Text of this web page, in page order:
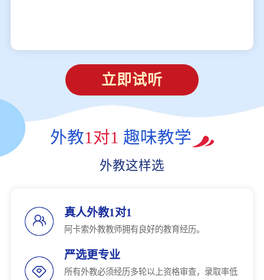
立即试听
外教1对1 趣味教学
外教这样选
真人外教1对1
阿卡索外教教师拥有良好的教育经历。
严选更专业
所有外教必须经历多轮以上资格审查，录取率低